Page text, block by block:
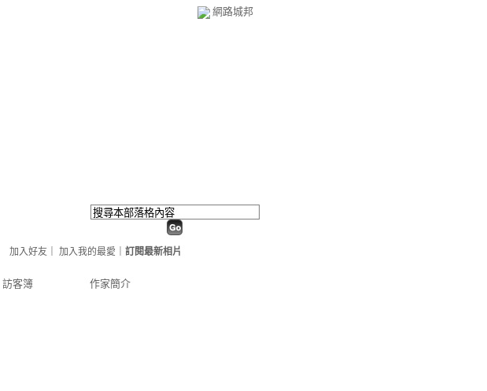
網路城邦
訪客簿 作家簡介
加入好友 加入我的最愛 訂閱最新相片